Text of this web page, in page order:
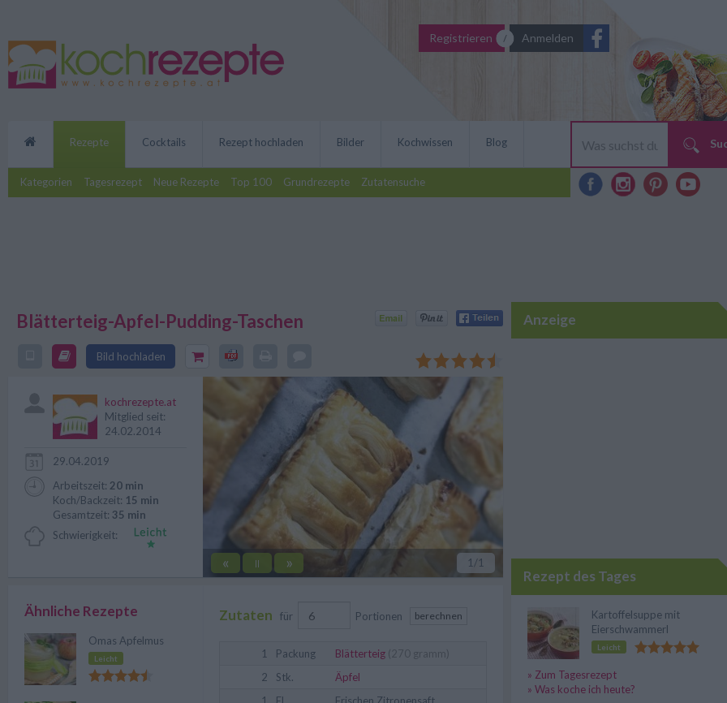
Registrieren Anmelden
Rezepte
Kategorien Tagesrezept Neue Rezepte Top 100 Grundrezepte Zutatensuche
Cocktails Rezept hochladen Bilder Kochwissen Blog
Blätterteig-Apfel-Pudding-Taschen
Bild hochladen
süße Nachspeise. Egal ob noch warm oder kalt serviert, sie
schmecken immer wieder.
« || » 1 /1
kochrezepte.at
Mitglied seit:
24.02.2014
29.04.2019
Arbeitszeit: 20 min
Koch/Backzeit: 15 min
Gesamtzeit: 35 min
Schwierigkeit:
Zutaten für Portionen berechnen
1 Packung Blätterteig (270 gramm)
2
Stk.
Äpfel
Ähnliche Rezepte
Omas Apfelmus
Leicht
Anzeige
Rezept des Tages
Kartoffelsuppe mit
Eierschwammerl
Leicht
» Zum Tagesrezept
» Was koche ich heute?